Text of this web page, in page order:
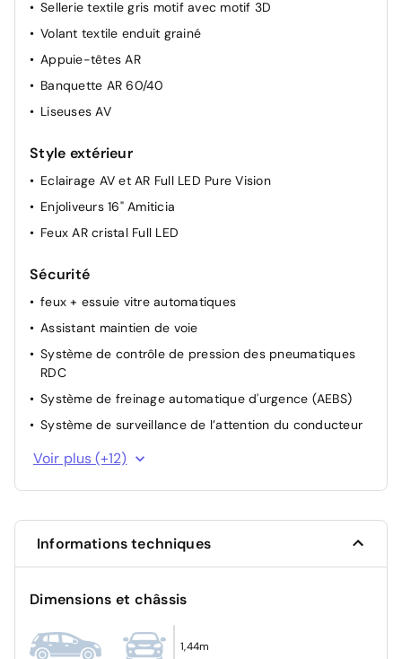
Sellerie textile gris motif avec motif 3D
Volant textile enduit grainé
Appuie-têtes AR
Banquette AR 60/40
Liseuses AV
Style extérieur
Eclairage AV et AR Full LED Pure Vision
Enjoliveurs 16" Amiticia
Feux AR cristal Full LED
Sécurité
feux + essuie vitre automatiques
Assistant maintien de voie
Système de contrôle de pression des pneumatiques
RDC
Système de freinage automatique d'urgence (AEBS)
Système de surveillance de l’attention du conducteur
Système ISOFIX aux places latérales AR et passager AV
Alerte d'oubli de ceinture de sécurité
Contrôle de la traction (TCS)
Contrôle dynamique de trajectoire ESC
Voir plus (+12)
Informations techniques
Dimensions et châssis
1,44m